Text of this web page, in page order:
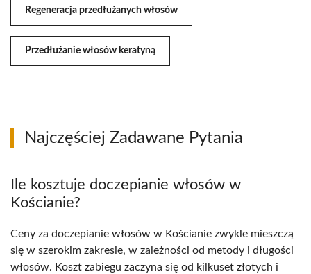
Regeneracja przedłużanych włosów
Przedłużanie włosów keratyną
Najczęściej Zadawane Pytania
Ile kosztuje doczepianie włosów w
Kościanie?
Ceny za doczepianie włosów w Kościanie zwykle mieszczą
się w szerokim zakresie, w zależności od metody i długości
włosów. Koszt zabiegu zaczyna się od kilkuset złotych i